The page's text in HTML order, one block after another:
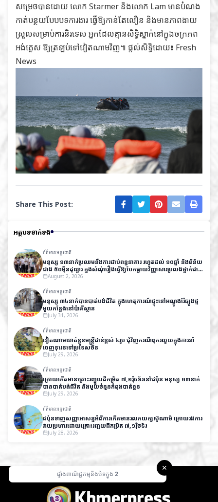
សម្រេចបានដោយ លោក Starmer និងលោក Lam មានបំណង
កាត់បន្ថយបែបបទការងារ ធ្វើឱ្យកាន់តែលឿន និងមានភាពងាយ
ស្រួលសម្រាប់ការនិរទេស អ្នកដែលគ្មានសិទ្ធិស្នាក់នៅក្នុងចក្រភព
អង់គ្លេស ឱ្យត្រឡប់ទៅវៀតណាមវិញ៕​ ផ្ដល់សិទ្ធិដោយ៖ Fresh
News
Share This Post:
អត្ថបទទាក់ទង
ព័ត៌មានអន្តរជាតិ
មនុស្ស ១៣នាក់ប្រឈមនឹងការជាប់ពន្ធនាគារ រហូតដល់ ១០ឆ្នាំ និងពិន័យ
ជាង ៥០ម៉ឺនដុល្លារ ក្នុងសំណុំរឿងធ្វើឱ្យបែកធ្លាយវិញ្ញាសារប្រលងថ្នាក់ជាតិ
នៅឥណ្ឌា
August 2, 2026
ព័ត៌មានអន្តរជាតិ
មនុស្ស ៣៤នាក់បានបាត់បង់ជីវិត ក្នុងហេតុការណ៍ផ្ទុះនៅអណ្តូងរ៉ែធ្យូងថ្ម
មួយកន្លែងនៅប៉ាគីស្ថាន
July 31, 2026
ព័ត៌មានអន្តរជាតិ
វៀតណាមឃាត់ខ្លួនមន្ត្រីជាន់ខ្ពស់ ៤រូប ជុំវិញករណីពុករលួយក្នុងការនាំ
ចេញទុរេនទៅប្រទេសចិន
July 29, 2026
ព័ត៌មានអន្តរជាតិ
ក្រោយកើតមានគ្រោះរញ្ជួយដីកម្រិត ៧,១រ៉ិចទ័រនៅជប៉ុន មនុស្ស ១៣នាក់
បានបាត់បង់ជីវិត និងមួយចំនួនកំពុងបាត់ខ្លួន
July 29, 2026
ព័ត៌មានអន្តរជាតិ
ជប៉ុនទាញសញ្ញាអាសន្នអំពីការកើតមានរលកយក្សស៊ូណាមិ ក្រោយរងការ
វាយប្រហារដោយគ្រោះរញ្ជួយដីកម្រិត ៧,១រ៉ិចទ័រ
July 28, 2026
✕
ផ្ទាំងពាណិជ្ជកម្មនឹងបិទក្នុង 1